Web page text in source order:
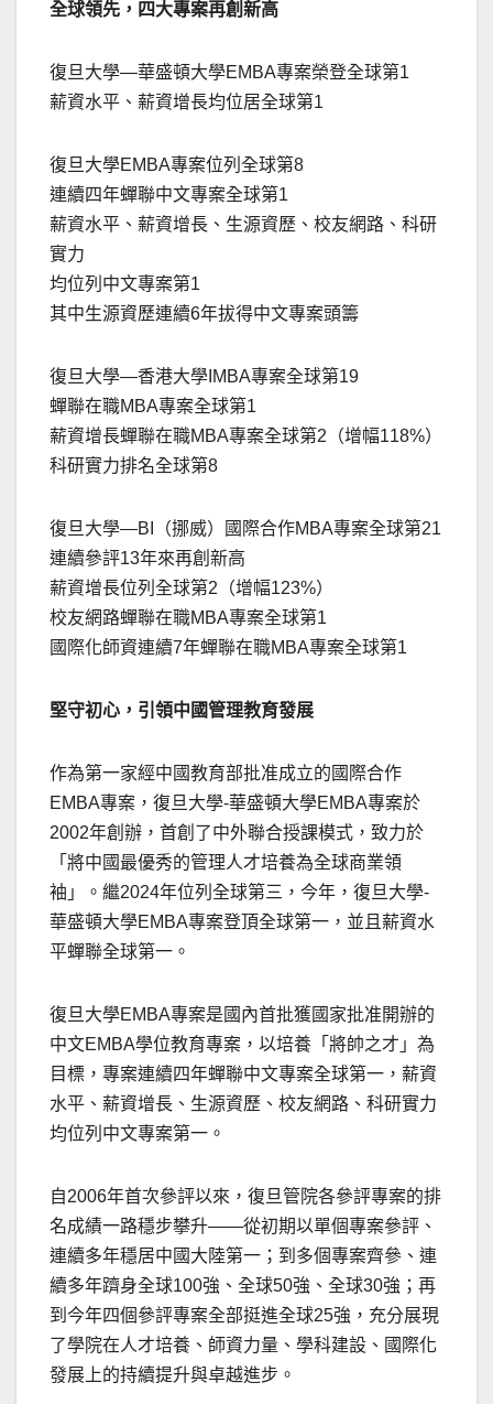
全球領先，四大專案再創新高
復旦大學—華盛頓大學EMBA專案榮登全球第1
薪資水平、薪資增長均位居全球第1
復旦大學EMBA專案位列全球第8
連續四年蟬聯中文專案全球第1
薪資水平、薪資增長、生源資歷、校友網路、科研
實力
均位列中文專案第1
其中生源資歷連續6年拔得中文專案頭籌
復旦大學—香港大學IMBA專案全球第19
蟬聯在職MBA專案全球第1
薪資增長蟬聯在職MBA專案全球第2（增幅118%）
科研實力排名全球第8
復旦大學—BI（挪威）國際合作MBA專案全球第21
連續參評13年來再創新高
薪資增長位列全球第2（增幅123%）
校友網路蟬聯在職MBA專案全球第1
國際化師資連續7年蟬聯在職MBA專案全球第1
堅守初心，引領中國管理教育發展
作為第一家經中國教育部批准成立的國際合作
EMBA專案，復旦大學-華盛頓大學EMBA專案於
2002年創辦，首創了中外聯合授課模式，致力於
「將中國最優秀的管理人才培養為全球商業領
袖」。繼2024年位列全球第三，今年，復旦大學-
華盛頓大學EMBA專案登頂全球第一，並且薪資水
平蟬聯全球第一。
復旦大學EMBA專案是國內首批獲國家批准開辦的
中文EMBA學位教育專案，以培養「將帥之才」為
目標，專案連續四年蟬聯中文專案全球第一，薪資
水平、薪資增長、生源資歷、校友網路、科研實力
均位列中文專案第一。
自2006年首次參評以來，復旦管院各參評專案的排
名成績一路穩步攀升——從初期以單個專案參評、
連續多年穩居中國大陸第一；到多個專案齊參、連
續多年躋身全球100強、全球50強、全球30強；再
到今年四個參評專案全部挺進全球25強，充分展現
了學院在人才培養、師資力量、學科建設、國際化
發展上的持續提升與卓越進步。